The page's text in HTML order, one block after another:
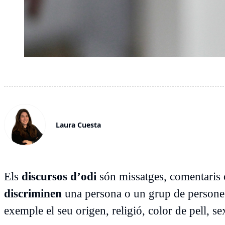
Laura Cuesta
Els discursos d’odi són missatges,
discriminen una persona o un grup de
exemple el seu origen, religió, color de pell,